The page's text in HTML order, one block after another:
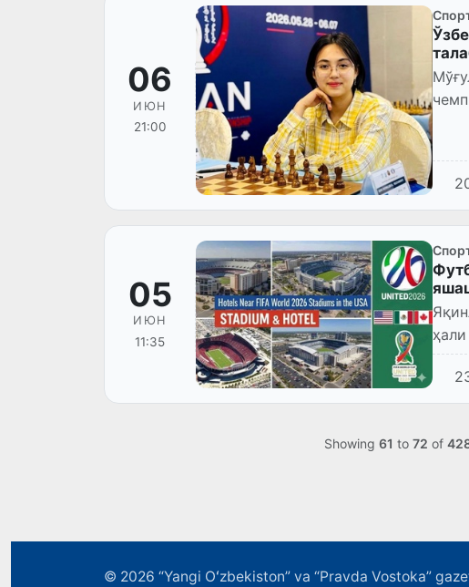
06
ИЮН
21:00
05
ИЮН
11:35
Showing 61 to 72 of
© 2026 “Yangi Oʻzbekiston” va “Pravda Vostoka”